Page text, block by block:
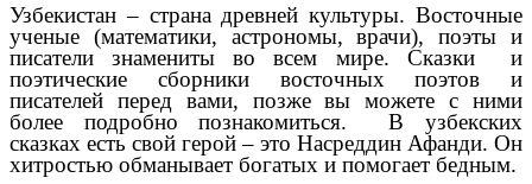
Узбекистан – страна древней культуры. Восточные
ученые (математики, астрономы, врачи), поэты и
писатели знамениты во всем мире. Сказки и
поэтические сборники восточных поэтов и
писателей перед вами, позже вы можете с ними
более подробно познакомиться. В узбекских
сказках есть свой герой – это Насреддин Афанди. Он
хитростью обманывает богатых и помогает бедным.